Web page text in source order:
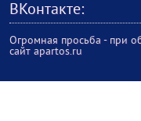
ВКонтакте:
Огромная просьба - при
сайт apartos.ru